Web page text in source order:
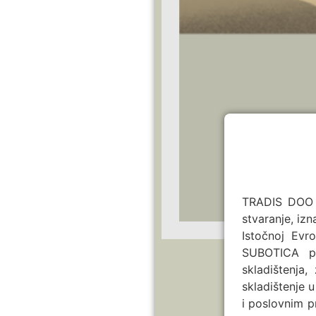
TRADIS
stvaranje,
Istočnoj
skladištenje
i poslovnim